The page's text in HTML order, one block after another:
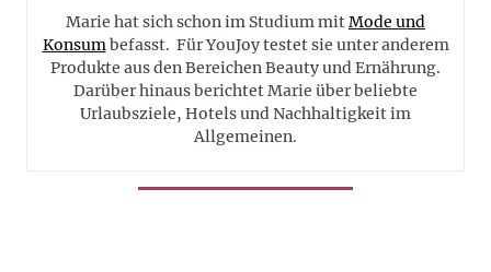
Marie hat sich schon im Studium mitMode und
Konsumbefasst. Für YouJoy testet sie unter anderem
Produkte aus den Bereichen Beauty und Ernährung.
Darüber hinaus berichtet Marie über beliebte
Urlaubsziele, Hotels und Nachhaltigkeit im
Allgemeinen.